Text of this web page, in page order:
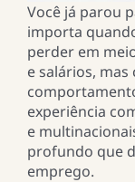
Você já parou
importa
perder em
e salários,
experiência
e
profundo que
emprego.